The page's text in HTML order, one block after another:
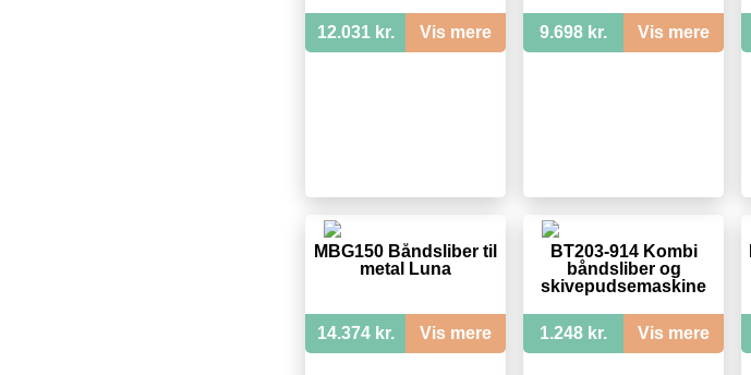
12.031 kr. Vis mere 9.698 kr. Vis mere
MBG150 Båndsliber til
metal Luna
14.374 kr. Vis mere
BT203-914 Kombi
båndsliber og
skivepudsemaskine
1.248 kr. Vis mere